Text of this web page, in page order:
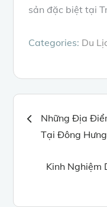
sản đặc biệt tại
Categories: Du
Điều
hướng
bài
Những Địa
Tại Đông
Kinh Nghiệm